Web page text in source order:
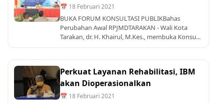
📅 18 Februari 2021
BUKA FORUM KONSULTASI PUBLIKBahas
Perubahan Awal RPJMDTARAKAN - Wali Kota
Tarakan, dr. H. Khairul, M.Kes., membuka Konsu...
Perkuat Layanan Rehabilitasi, IBM
akan Dioperasionalkan
📅 18 Februari 2021